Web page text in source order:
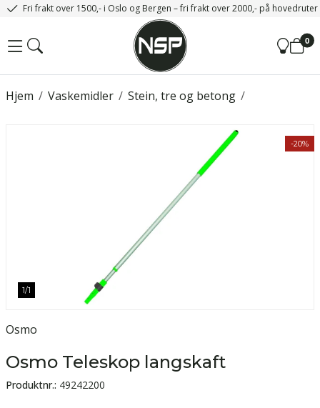
Fri frakt over 1500,- i Oslo og Bergen – fri frakt over 2000,- på
0
/
Hjem /
Vaskemidler /
Stein, tre og betong
1/1
-20%
Osmo
Osmo Teleskop langskaft
Produktnr.: 49242200